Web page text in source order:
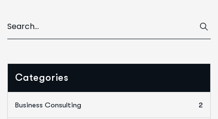
Categories
Business Consulting 2